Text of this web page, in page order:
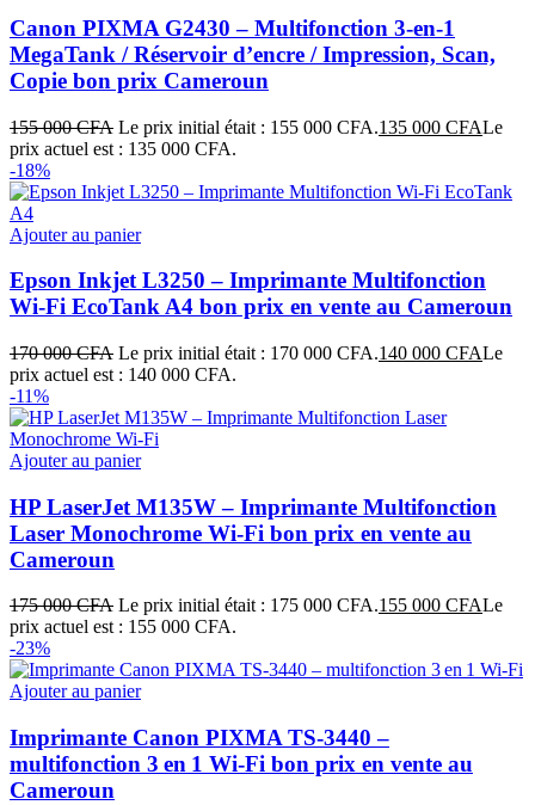
Canon PIXMA G2430 – Multifonction 3-en-1
MegaTank / Réservoir d’encre / Impression, Scan,
Copie bon prix Cameroun
155 000CFA Le prix initial était : 155 000 CFA.135 000 CFALe
prix actuel est : 135 000 CFA.
-18%
Ajouter au panier
Epson Inkjet L3250 – Imprimante Multifonction
Wi‑Fi EcoTank A4 bon prix en vente au Cameroun
170 000CFA Le prix initial était : 170 000 CFA.140 000 CFALe
prix actuel est : 140 000 CFA.
-11%
Ajouter au panier
HP LaserJet M135W – Imprimante Multifonction
Laser Monochrome Wi‑Fi bon prix en vente au
Cameroun
175 000CFA Le prix initial était : 175 000 CFA.155 000 CFALe
prix actuel est : 155 000 CFA.
-23%
Ajouter au panier
Imprimante Canon PIXMA TS‑3440 –
multifonction 3 en 1 Wi‑Fi bon prix en vente au
Cameroun